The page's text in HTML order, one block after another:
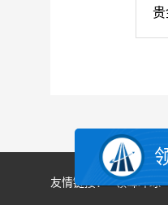
友情链接： 领峰环球